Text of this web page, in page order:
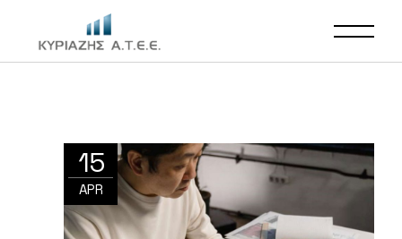
15
APR